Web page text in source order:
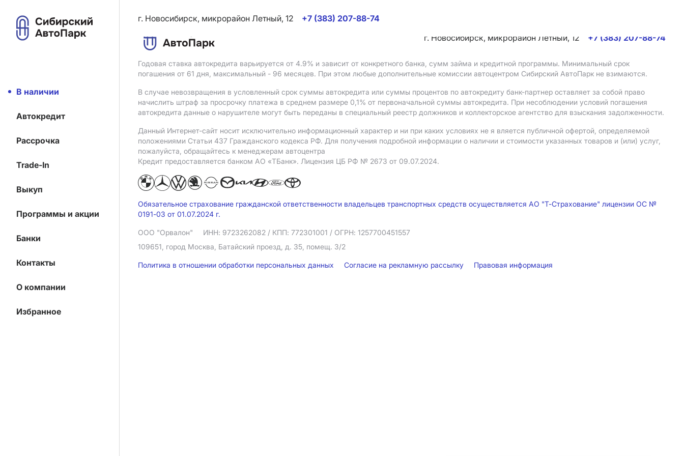
В наличии
Автокредит
Рассрочка
Trade-In
Выкуп
Программы и акции
Банки
Контакты
О компании
Избранное
г. Новосибирск, микрорайон Летный, 12
+7 (383) 207-88-74
г. Новосибирск, микрорайон Летный, 12
+7 (383) 207-88-74
Годовая ставка автокредита варьируется от 4.9% и зависит от конкретного банка, сумм займа и кредитной программы. Минимальный срок
погашения от 61 дня, максимальный - 96 месяцев. При этом любые дополнительные комиссии автоцентром Сибирский АвтоПарк не взимаются.
В случае невозвращения в условленный срок суммы автокредита или суммы процентов по автокредиту банк-партнер оставляет за собой право
начислить штраф за просрочку платежа в среднем размере 0,1% от первоначальной суммы автокредита. При несоблюдении условий погашения
автокредита данные о нарушителе могут быть переданы в специальный реестр должников и коллекторское агентство для взыскания задолженности.
Данный Интернет-сайт носит исключительно информационный характер и ни при каких условиях не я вляется публичной офертой, определяемой
положениями Статьи 437 Гражданского кодекса РФ. Для получения подробной информации о наличии и стоимости указанных товаров и (или) услуг,
пожалуйста, обращайтесь к менеджерам автоцентра
Кредит предоставляется банком АO «ТБанк». Лицензия ЦБ РФ № 2673 от 09.07.2024.
Обязательное страхование гражданской ответственности владельцев транспортных средств осуществляется АО "Т-Страхование" лицензии ОС №
0191-03 от 01.07.2024 г.
ООО "Орвалон" ИНН: 9723262082 / КПП: 772301001 / ОГРН: 1257700451557
109651, город Москва, Батайский проезд, д. 35, помещ. 3/2
Политика в отношении обработки персональных данных Согласие на рекламную рассылку Правовая информация